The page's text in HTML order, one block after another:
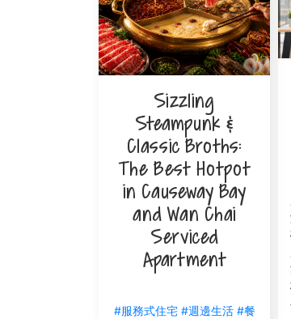
香港貿易發展局 - HKTDC
香港貿易發展局是一個公共政
中小型企業與世界各地的其他
供了很好的機會。 有名氣的
把幫助，亦是一個很好的網絡
認識你的V鄰居
不言而喻，還有400人與您有
可以在夏季享受泳池派對和秋
在香港尋找商業活動是很容易
際的選擇。 請隨時聯繫V的禮
有關在香港開展業務的進一步
Sizzling
Steampunk &
Classic Broths:
The Best Hotpot
in Causeway Bay
and Wan Chai
Serviced
Apartment
#服務式住宅 #週邊生活 #餐